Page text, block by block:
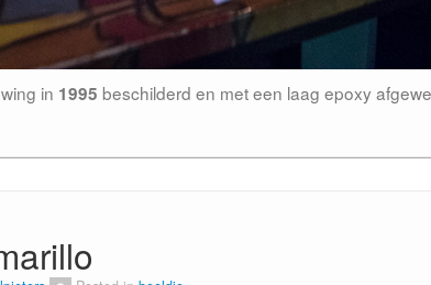
in 1995 beschilderd en met een laag epoxy